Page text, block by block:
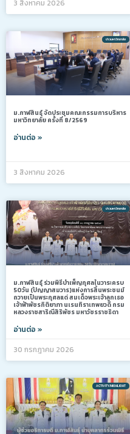
3 สิงหาคม 2026
ข่าวมหาวิทยาลัย
ม.กาฬสินธุ์ จัดประชุมคณะกรรมการบริหาร
มหาวิทยาลัย ครั้งที่ 8/2569
อ่านต่อ »
3 สิงหาคม 2026
ข่าวมหาวิทยาลัย
ม.กาฬสินธุ์ ร่วมพิธีบำเพ็ญกุศลในวาระครบ
50วัน (ปัญญาสมวาร)แห่งการสิ้นพระชนม์
ถวายเป็นพระกุศลแด่ สมเด็จพระเจ้าลูกเธอ
เจ้าฟ้าพัชรกิติยาภา นเรนทิราเทพยวดี กรม
หลวงราชสาริณีสิริพัชร มหาวัชรราชธิดา
อ่านต่อ »
30 กรกฎาคม 2026
ACTIVITY/HIGHLIGHT